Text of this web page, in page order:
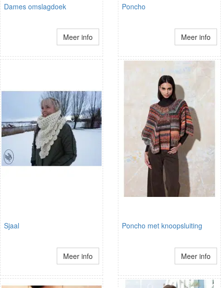
Dames omslagdoek
Meer info
Poncho
Meer info
Sjaal
Meer info
Poncho met knoopsluiting
Meer info